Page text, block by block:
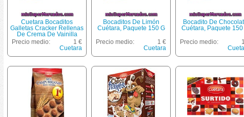
Cuetara Bocaditos
Galletas Cracker Rellenas
De Crema De Vainilla
Envase 150 G
Precio medio:
1 €
Cuetara
Bocaditos De Limón
Cuétara, Paquete 150 G
Precio medio:
1 €
Cuetara
Bocadito De
Cuétara, Paquete 150
Precio medio: